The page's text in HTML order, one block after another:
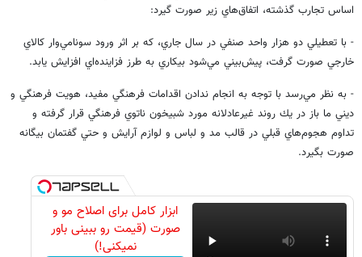
اساس تجارب گذشته، اتفاق‌هاي زير صورت گيرد:
- با تعطيلي دو هزار واحد صنفي در سال جاري، كه بر اثر ورود سونامي‌وار كالاي
خارجي صورت گرفت، پيش‌بيني مي‌شود بيكاري به طرز فزاينده‌اي افزايش يابد.
- به نظر مي‌رسد با توجه به انجام ندادن اقدامات فرهنگي مفيد، هويت فرهنگي و
ديني ما باز در يك روند غيرعادلانه مورد شبيخون ناتوي فرهنگي قرار گرفته و
تداوم هجوم‌هاي قبلي در قالب مد و لباس و لوازم آرايش و حتي گفتمان بيگانه
صورت بگيرد.
ابزار کامل برای اصلاح مو و
صورت (قیمت رو ببینی باور
نمیکنی!)